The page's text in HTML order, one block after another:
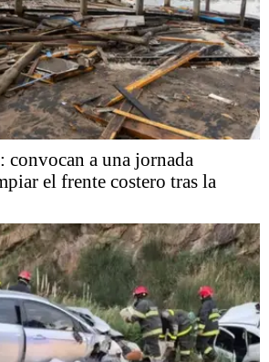
convocan a una jornada
el frente costero tras la